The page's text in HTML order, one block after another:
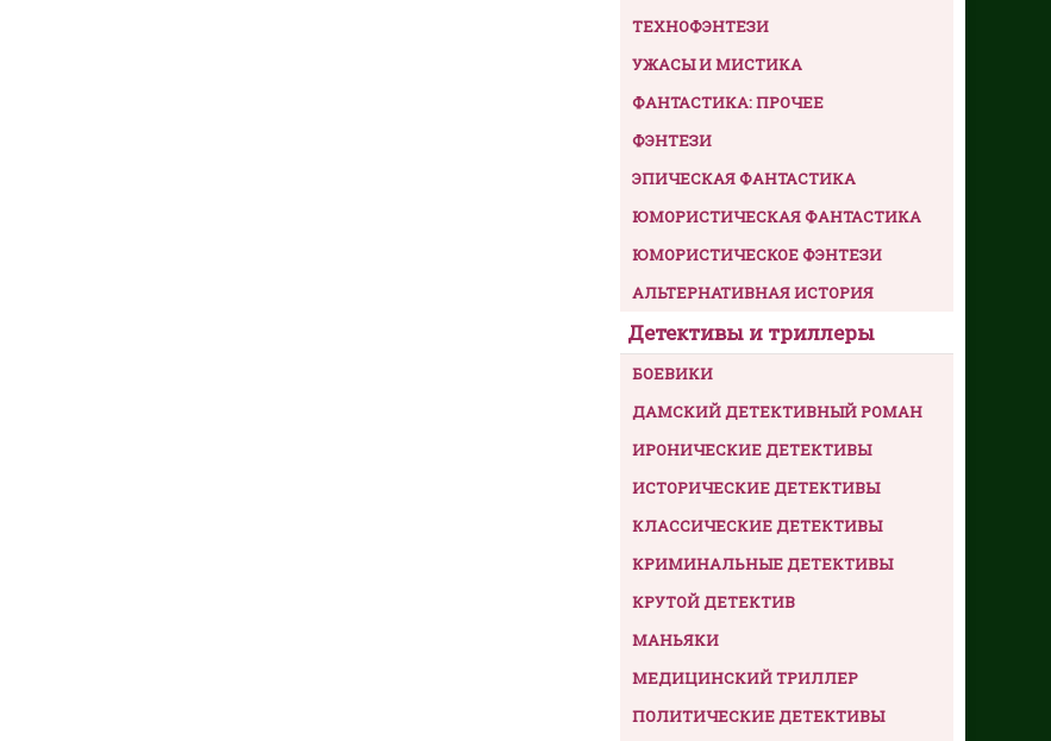
ТЕХНОФЭНТЕЗИ
УЖАСЫ И МИСТИКА
ФАНТАСТИКА: ПРОЧЕЕ
ФЭНТЕЗИ
ЭПИЧЕСКАЯ ФАНТАСТИКА
ЮМОРИСТИЧЕСКАЯ ФАНТАСТИКА
ЮМОРИСТИЧЕСКОЕ ФЭНТЕЗИ
АЛЬТЕРНАТИВНАЯ ИСТОРИЯ
Детективы и триллеры
БОЕВИКИ
ДАМСКИЙ ДЕТЕКТИВНЫЙ РОМАН
ИРОНИЧЕСКИЕ ДЕТЕКТИВЫ
ИСТОРИЧЕСКИЕ ДЕТЕКТИВЫ
КЛАССИЧЕСКИЕ ДЕТЕКТИВЫ
КРИМИНАЛЬНЫЕ ДЕТЕКТИВЫ
КРУТОЙ ДЕТЕКТИВ
МАНЬЯКИ
МЕДИЦИНСКИЙ ТРИЛЛЕР
ПОЛИТИЧЕСКИЕ ДЕТЕКТИВЫ